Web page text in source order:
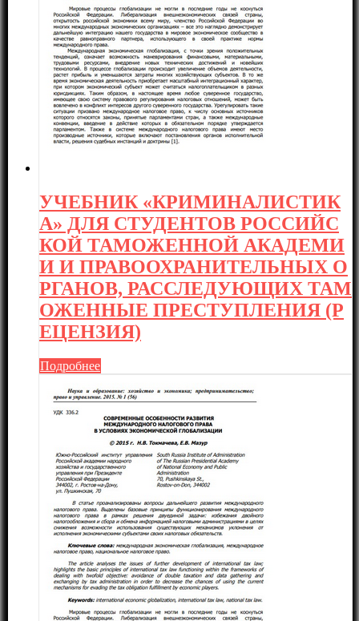
УЧЕБНИК «КРИМИНАЛИСТИК
А» ДЛЯ СТУДЕНТОВ РОССИЙС
КОЙ ТАМОЖЕННОЙ АКАДЕМИ
И И ПРАВООХРАНИТЕЛЬНЫХ О
РГАНОВ, РАССЛЕДУЮЩИХ ТАМ
ОЖЕННЫЕ ПРЕСТУПЛЕНИЯ (Р
ЕЦЕНЗИЯ)
Подробнее